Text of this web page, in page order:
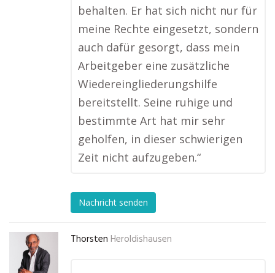
behalten. Er hat sich nicht nur für
meine Rechte eingesetzt, sondern
auch dafür gesorgt, dass mein
Arbeitgeber eine zusätzliche
Wiedereingliederungshilfe
bereitstellt. Seine ruhige und
bestimmte Art hat mir sehr
geholfen, in dieser schwierigen
Zeit nicht aufzugeben.“
Nachricht senden
Thorsten Heroldishausen